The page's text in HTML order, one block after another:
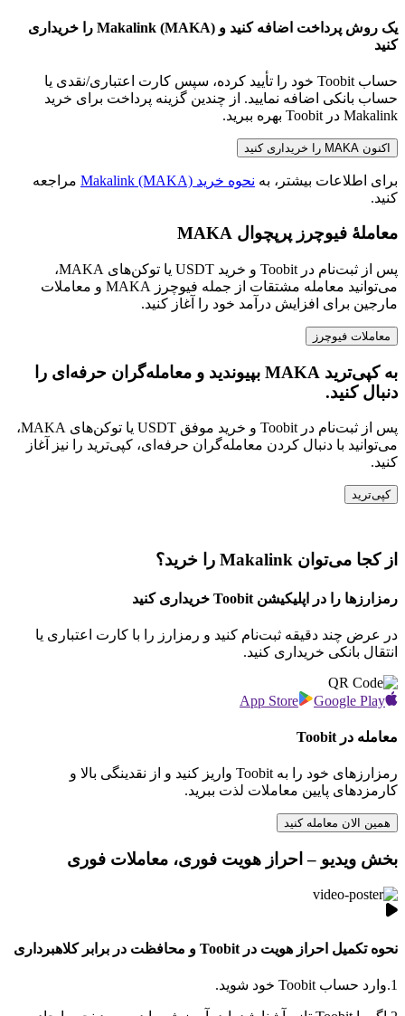
یک روش پرداخت اضافه کنید و Makalink (MAKA) را خریداری
کنید
حساب Toobit خود را تأیید کرده، سپس کارت اعتباری/نقدی یا
حساب بانکی اضافه نمایید. از چندین گزینه پرداخت برای خرید
Makalink در Toobit بهره ببرید.
اکنون MAKA را خریداری کنید
برای اطلاعات بیشتر، به نحوه خرید Makalink (MAKA)
مراجعه
کنید.
معاملهٔ فیوچرز پرپچوال MAKA
پس از ثبت‌نام در Toobit و خرید USDT یا توکن‌های MAKA،
می‌توانید معامله مشتقات از جمله فیوچرز MAKA و معاملات
مارجین برای افزایش درآمد خود را آغاز کنید.
معاملات فیوچرز
به کپی‌ترید MAKA بپیوندید و معامله‌گران حرفه‌ای را
دنبال کنید.
پس از ثبت‌نام در Toobit و خرید موفق USDT یا توکن‌های MAKA،
می‌توانید با دنبال کردن معامله‌گران حرفه‌ای، کپی‌ترید را نیز آغاز
کنید.
کپی‌ترید
از کجا می‌توان Makalink را خرید؟
رمزارزها را در اپلیکیشن Toobit خریداری کنید
در عرض چند دقیقه ثبت‌نام کنید و رمزارز را با کارت اعتباری یا
انتقال بانکی خریداری کنید.
App Store Google Play
معامله در Toobit
رمزارزهای خود را به Toobit واریز کنید و از نقدینگی بالا و
کارمزدهای پایین معاملات لذت ببرید.
همین الان معامله کنید
بخش ویدیو – احراز هویت فوری، معاملات فوری
نحوه تکمیل احراز هویت در Toobit و محافظت در برابر کلاهبرداری
1. وارد حساب Toobit خود شوید.